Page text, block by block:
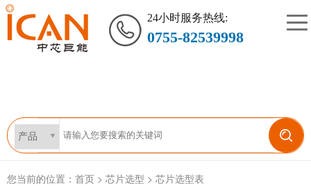
24小时服务热线:
0755-82539998
您当前的位置： 首页 > 芯片选型 > 芯片选型表